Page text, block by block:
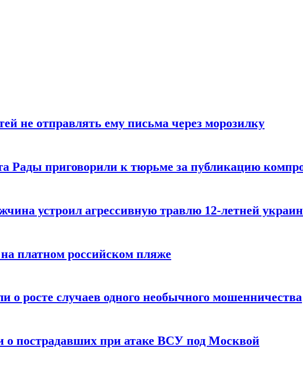
не отправлять ему письма через морозилку
Рады приговорили к тюрьме за публикацию
устроил агрессивную травлю 12-летней
платном российском пляже
росте случаев одного необычного мошенничества
о пострадавших при атаке ВСУ под Москвой